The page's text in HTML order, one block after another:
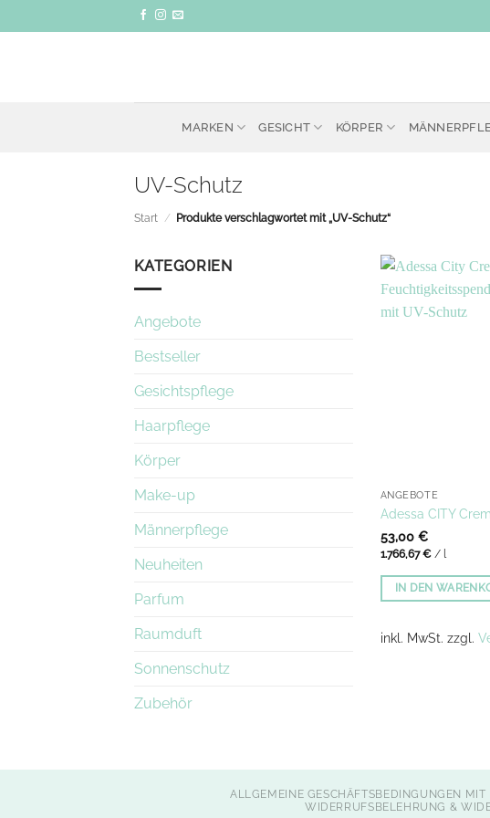
Inhalt
MARKEN GESICHT KÖRPER
UV-Schutz
Start / Produkte verschlagwortet mit „UV-Schutz“
KATEGORIEN
Angebote
Bestseller
Gesichtspflege
Haarpflege
Körper
Make-up
Männerpflege
Neuheiten
Parfum
Raumduft
Sonnenschutz
Zubehör
ANGEBOTE
Adessa CITY
53,00 €
1.766,67€/ l
IN DEN
inkl. MwSt. zzgl.
ALLGEMEINE GESCHÄFTSBEDINGUNGEN
WIDERRUFSBELEHRUNG &